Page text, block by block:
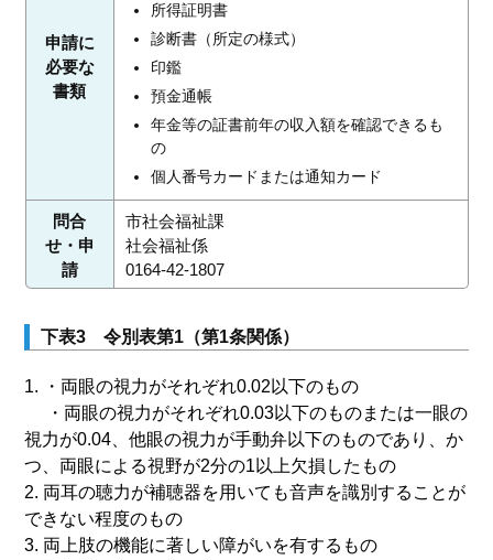
申請に
必要な
書類
所得証明書
診断書（所定の様式）
印鑑
預金通帳
年金等の証書前年の収入額を確認できるも
の
個人番号カードまたは通知カード
問合
せ・申
請
市社会福祉課
社会福祉係
0164-42-1807
下表3 令別表第1（第1条関係）
1. ・両眼の視力がそれぞれ0.02以下のもの
・両眼の視力がそれぞれ0.03以下のものまたは一眼の
視力が0.04、他眼の視力が手動弁以下のものであり、か
つ、両眼による視野が2分の1以上欠損したもの
2. 両耳の聴力が補聴器を用いても音声を識別することが
できない程度のもの
3. 両上肢の機能に著しい障がいを有するもの